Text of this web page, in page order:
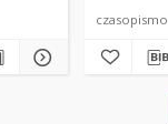
czasopismo